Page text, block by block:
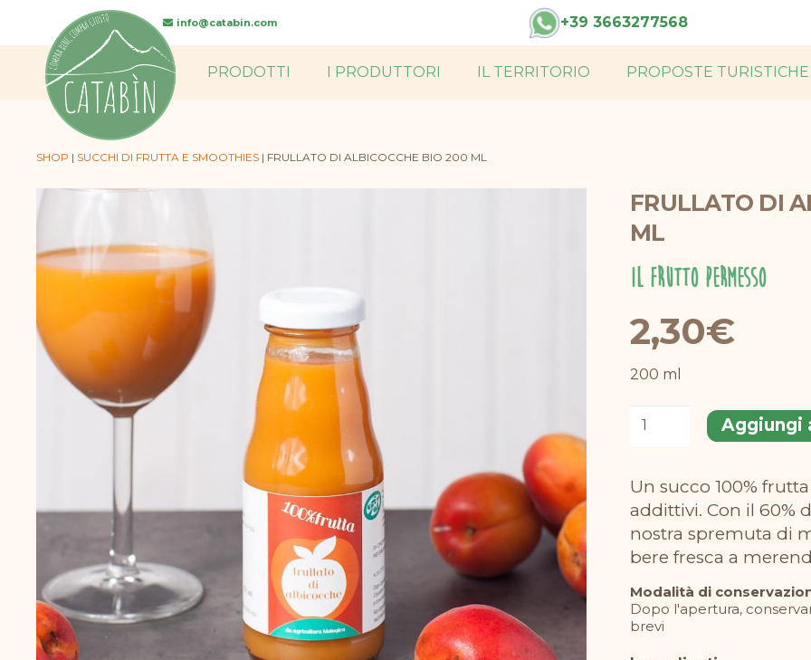
info@catabin.com +39 3663277568
PRODOTTI I PRODUTTORI IL TERRITORIO PROPOSTE TURISTICHE
SHOP | SUCCHI DI FRUTTA E SMOOTHIES | FRULLATO DI ALBICOCCHE BIO 200 ML
FRULLATO DI
ML
Il Frutto Permesso
2,30€
200 ml
Frullato
BIO
200
ml
quantità
Aggiungi
Un succo 100% frutta senza aggiunta di acqua, zuccheri, nè
addittivi. Con il 60%
nostra spremuta di
bere fresca a
Modalità di
Dopo l'apertura,
brevi